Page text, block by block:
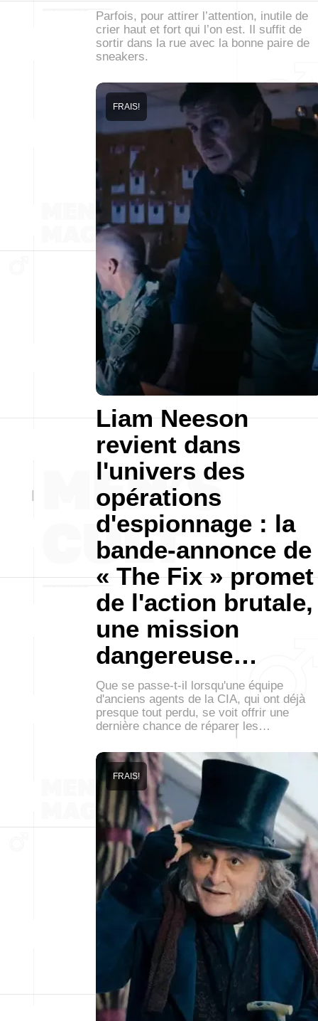
Parfois, pour attirer l’attention, inutile de
crier haut et fort qui l’on est. Il suffit de
sortir dans la rue avec la bonne paire de
sneakers.
Liam Neeson
revient dans
l'univers des
opérations
d'espionnage : la
bande-annonce de
« The Fix » promet
de l'action brutale,
une mission
dangereuse…
FRAIS!
Que se passe-t-il lorsqu'une équipe
d'anciens agents de la CIA, qui ont déjà
presque tout perdu, se voit offrir une
dernière chance de réparer les…
FRAIS!